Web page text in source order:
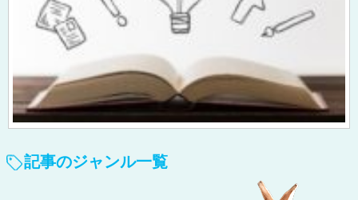
記事のジャンル一覧